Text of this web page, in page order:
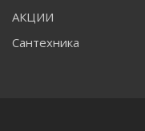
АКЦИИ
Сантехника